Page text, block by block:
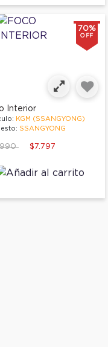
70%
OFF
Interior
KGM (SSANGYONG)
SSANGYONG
reduced from
to $7.797